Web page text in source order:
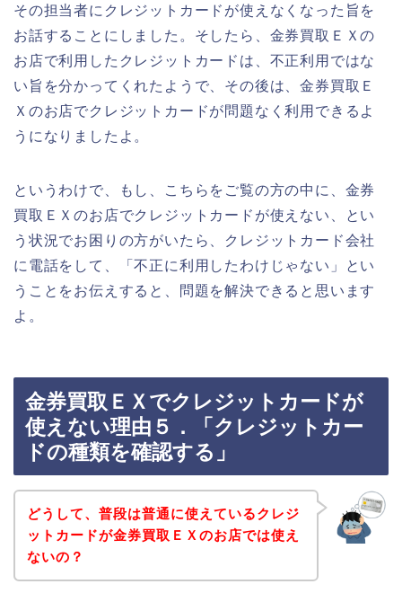
その担当者にクレジットカードが使えなくなった旨を
お話することにしました。そしたら、金券買取ＥＸの
お店で利用したクレジットカードは、不正利用ではな
い旨を分かってくれたようで、その後は、金券買取Ｅ
Ｘのお店でクレジットカードが問題なく利用できるよ
うになりましたよ。
というわけで、もし、こちらをご覧の方の中に、金券
買取ＥＸのお店でクレジットカードが使えない、とい
う状況でお困りの方がいたら、クレジットカード会社
に電話をして、「不正に利用したわけじゃない」とい
うことをお伝えすると、問題を解決できると思います
よ。
金券買取ＥＸでクレジットカードが
使えない理由５．「クレジットカー
ドの種類を確認する」
どうして、普段は普通に使えているクレジ
ットカードが金券買取ＥＸのお店では使え
ないの？